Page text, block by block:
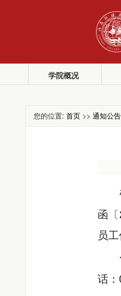
学院概况
您的位置: 首页 >> 通知公告
函〔
员
话：